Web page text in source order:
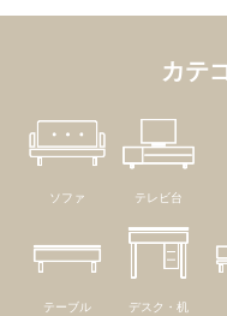
カテ
ソファ テレビ台
テーブル デスク・机